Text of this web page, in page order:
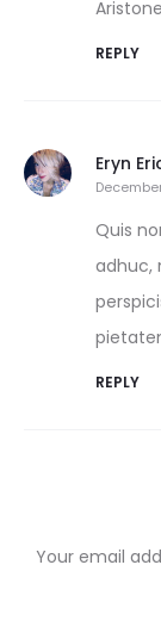
REPLY
Eryn
Quis
adhuc,
REPLY
Your email